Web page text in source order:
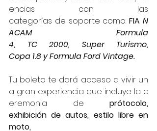
encias con las
categorías de soporte como: FIA N
ACAM Formula
4, TC 2000, Super Turismo,
Copa 1.8 y Formula Ford Vintage.
Tu boleto te dará acceso a vivir un
a gran experiencia que incluye la c
eremonia de prótocolo,
exhibición de autos, estilo libre en
moto,